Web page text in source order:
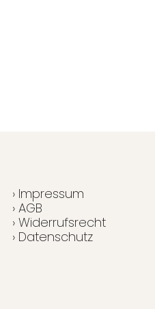
› Impressum
› AGB
› Widerrufsrecht
› Datenschutz